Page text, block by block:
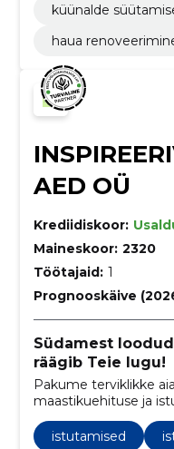
küünalde
haua
AED OÜ
Krediidiskoor:
Maineskoor: 2320
Töötajaid: 1
Prognooskäive
Südamest
räägib Teie lugu!
Pakume terviklikke
maastikuehituse ja
istutamised